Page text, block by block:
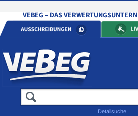
Detailsuche